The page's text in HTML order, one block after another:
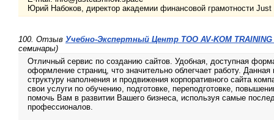
Юрий Набоков, директор академии финансовой грамотности Just
100. Отзыв Учебно-Экспертный Центр ТОО AV-KOM
семинары)
Отличный сервис по созданию сайтов. Удобная, доступная
оформление страниц, что значительно облегчает работу.
структуру наполнения и продвижения корпоративного сайта
свои услуги по обучению, подготовке, переподготовке,
помочь Вам в развитии Вашего бизнеса, используя самые
профессионалов.